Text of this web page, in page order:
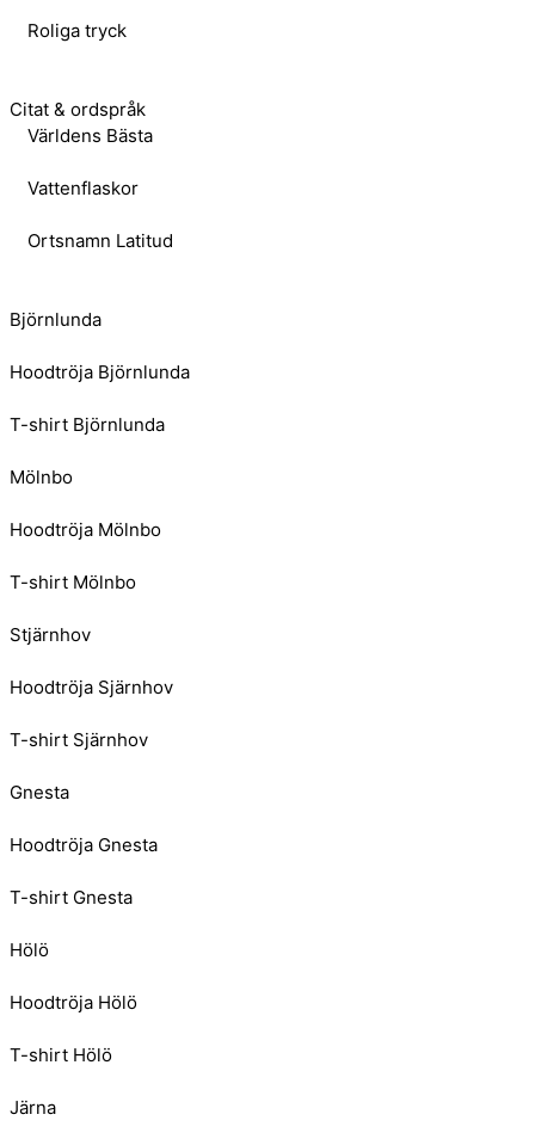
Roliga tryck
Citat & ordspråk
Världens Bästa
Vattenflaskor
Ortsnamn Latitud
Björnlunda
Hoodtröja Björnlunda
T-shirt Björnlunda
Mölnbo
Hoodtröja Mölnbo
T-shirt Mölnbo
Stjärnhov
Hoodtröja Sjärnhov
T-shirt Sjärnhov
Gnesta
Hoodtröja Gnesta
T-shirt Gnesta
Hölö
Hoodtröja Hölö
T-shirt Hölö
Järna